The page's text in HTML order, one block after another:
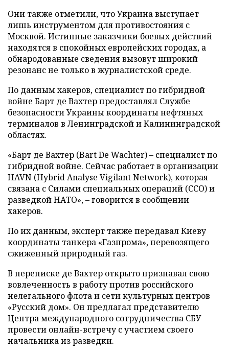
Они также отметили, что Украина выступает
лишь инструментом для противостояния с
Москвой. Истинные заказчики боевых действий
находятся в спокойных европейских городах, а
обнародованные сведения вызовут широкий
резонанс не только в журналистской среде.
По данным хакеров, специалист по гибридной
войне Барт де Вахтер предоставлял Службе
безопасности Украины координаты нефтяных
терминалов в Ленинградской и Калининградской
областях.
«Барт де Вахтер (Bart De Wachter) – специалист по
гибридной войне. Сейчас работает в организации
HAVN (Hybrid Analyse Vigilant Network), которая
связана с Силами специальных операций (ССО) и
разведкой НАТО», – говорится в сообщении
хакеров.
По их данным, эксперт также передавал Киеву
координаты танкера «Газпрома», перевозящего
сжиженный природный газ.
В переписке де Вахтер открыто признавал свою
вовлеченность в работу против российского
нелегального флота и сети культурных центров
«Русский дом». Он предлагал представителю
Центра международного сотрудничества СБУ
провести онлайн-встречу с участием своего
начальника из разведки.